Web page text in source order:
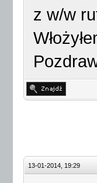
z w/w
13-01-2014, 19:29